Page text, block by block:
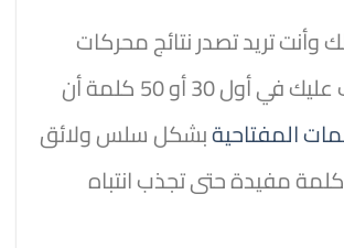
وأنت تريد تصدر نتائج محركات
البحث له، فيجب عليك في أول 30 أو 50 كلمة أن
المفتاحيةبشكل سلس ولائق
مفيدة حتى تجذب انتباه